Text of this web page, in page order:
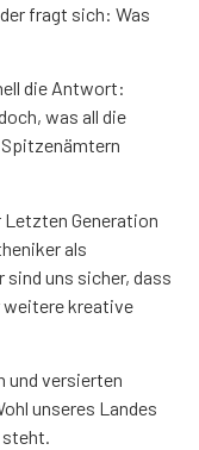
fragt sich: Was
die Antwort:
was all die
Spitzenämtern
Generation
als
uns sicher, dass
weitere kreative
und versierten
unseres Landes
steht.